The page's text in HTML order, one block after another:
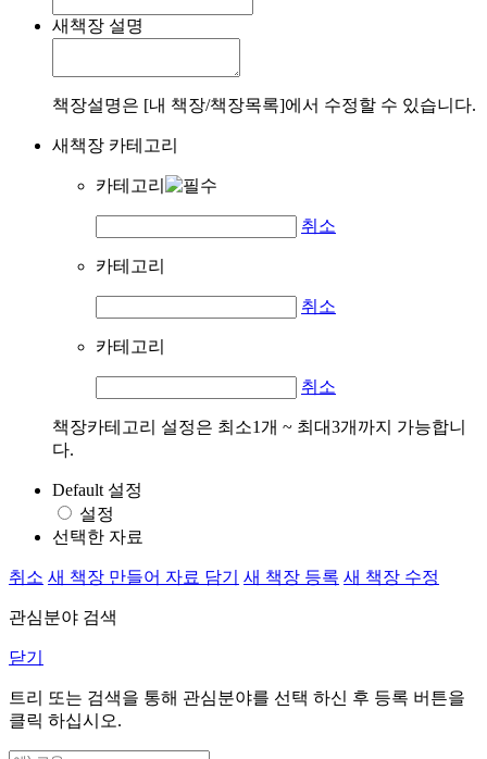
새책장 설명
책장설명은 [내 책장/책장목록]에서 수정할 수 있습니다.
새책장 카테고리
카테고리
취소
카테고리
취소
카테고리
취소
책장카테고리 설정은 최소1개 ~ 최대3개까지 가능합니
다.
Default 설정
설정
선택한 자료
취소 새 책장 만들어 자료 담기 새 책장 등록 새 책장 수정
관심분야 검색
닫기
트리 또는 검색을 통해 관심분야를 선택 하신 후 등록 버튼을
클릭 하십시오.